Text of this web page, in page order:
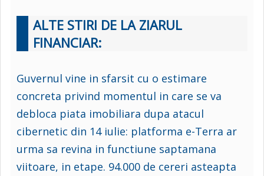
ALTE STIRI DE LA ZIARUL
FINANCIAR:
Guvernul vine in sfarsit cu o estimare
concreta privind momentul in care se va
debloca piata imobiliara dupa atacul
cibernetic din 14 iulie: platforma e-Terra ar
urma sa revina in functiune saptamana
viitoare, in etape. 94.000 de cereri asteapta